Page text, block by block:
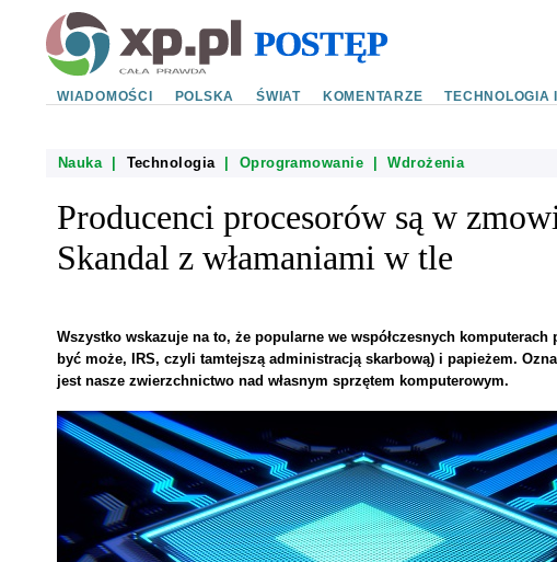
WIADOMOŚCI POLSKA ŚWIAT KOMENTARZE TECHNOLOGIA
Nauka| Technologia| Oprogramowanie |Wdrożenia
Producenci procesorów są w
Skandal z włamaniami w tle
Wszystko wskazuje na to, że popularne we współczesnych
być może, IRS, czyli tamtejszą administracją skarbową) i papieżem.
jest nasze zwierzchnictwo nad własnym sprzętem komputerowym.